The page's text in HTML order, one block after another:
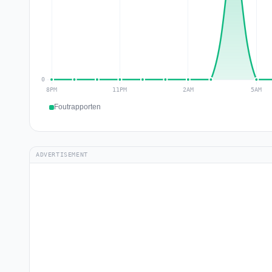
Foutrapporten
ADVERTISEMENT